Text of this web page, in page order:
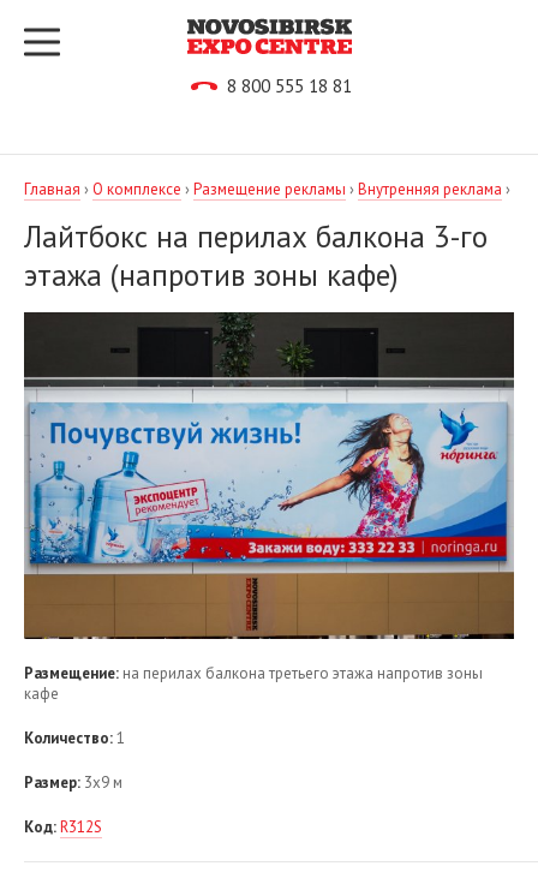
8 800 555 18 81
Главная ›О комплексе ›Размещение рекламы ›Внутренняя реклама ›
Лайтбокс на перилах балкона 3-го
этажа (напротив зоны кафе)
Размещение: на перилах балкона третьего этажа напротив зоны
кафе
Количество:1
Размер: 3х9 м
Код:R312S